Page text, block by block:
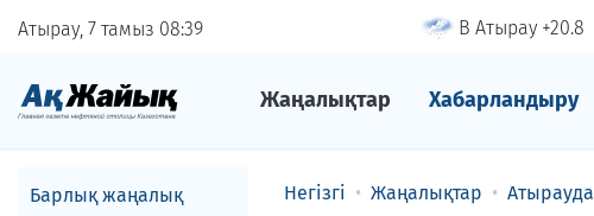
Атырау, 7 тамыз 08 39 В Атырау +20.8
Жаңалықтар Хабарландыру
Барлық жаңалық
Негізгі Жаңалықтар Атырауда